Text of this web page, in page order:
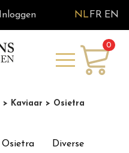
Inloggen NL FR EN
0
> Kaviaar > Osietra
Osietra Diverse